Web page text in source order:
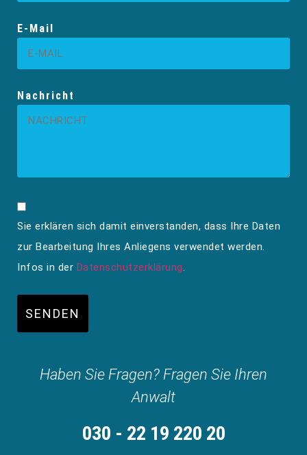
E-Mail
Nachricht
Sie erklären sich damit einverstanden, dass Ihre Daten
zur Bearbeitung Ihres Anliegens verwendet werden.
Infos in der Datenschutzerklärung.
SENDEN
Haben Sie Fragen? Fragen Sie Ihren
Anwalt
030 - 22 19 220 20